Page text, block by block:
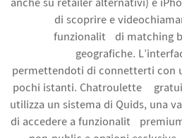
anche su retailer alternativi) e
di scoprire e
funzionalità di matching
geografiche.
permettendoti di connetterti con
pochi istanti. Chatroulette è
utilizza un sistema di Quids, una
di accedere a funzionalità